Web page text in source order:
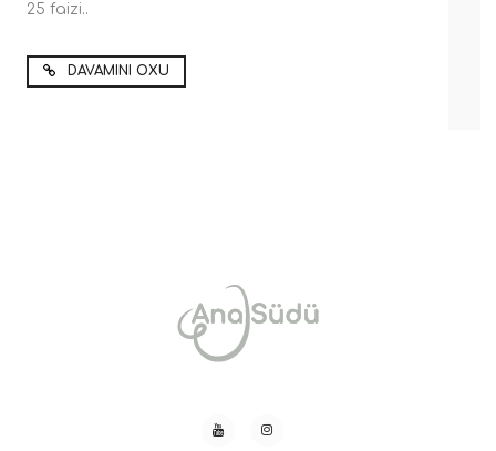
25 faizi..
DAVAMINI OXU